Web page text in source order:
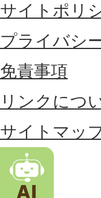
部
に
置
す
る
市
。
サイトポリ
プライバシ
免責事項
リンクにつ
サイトマッ